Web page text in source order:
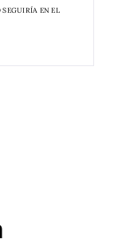
SEGUIRÍA EN EL